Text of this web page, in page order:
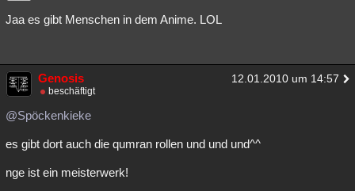
Jaa es gibt Menschen in dem Anime. LOL
Genosis 12.01.2010 um 14:57
beschäftigt
@Spöckenkieke
es gibt dort auch die qumran rollen und und und^^
nge ist ein meisterwerk!